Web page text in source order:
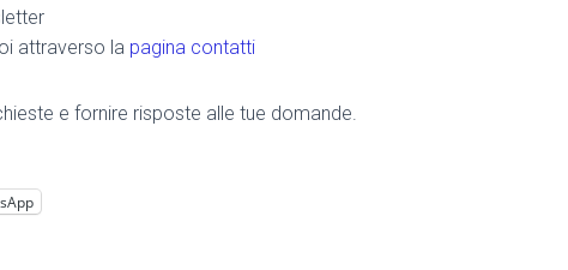
attraverso la pagina contatti
e fornire risposte alle tue domande.